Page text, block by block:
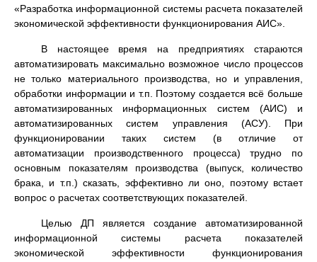
«Разработка информационной системы расчета показателей
экономической эффективности функционирования АИС».
В настоящее время на предприятиях стараются
автоматизировать максимально возможное число процессов
не только материального производства, но и управления,
обработки информации и т.п. Поэтому создается всё больше
автоматизированных информационных систем (АИС) и
автоматизированных систем управления (АСУ). При
функционировании таких систем (в отличие от
автоматизации производственного процесса) трудно по
основным показателям производства (выпуск, количество
брака, и т.п.) сказать, эффективно ли оно, поэтому встает
вопрос о расчетах соответствующих показателей.
Целью ДП является создание автоматизированной
информационной системы расчета показателей
экономической эффективности функционирования